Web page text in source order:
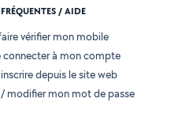
/ AIDE
vérifier mon mobile
connecter à mon compte
depuis le site web
modifier mon mot de passe